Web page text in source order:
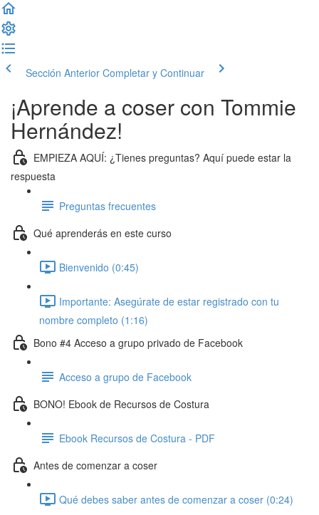
Sección Anterior Completar y Continuar
¡Aprende a coser con Tommie
Hernández!
EMPIEZA AQUÍ: ¿Tienes preguntas? Aquí puede estar la
respuesta
Preguntas frecuentes
Qué aprenderás en este curso
Bienvenido (0:45)
Importante: Asegúrate de estar registrado con tu
nombre completo (1:16)
Bono #4 Acceso a grupo privado de Facebook
Acceso a grupo de Facebook
BONO! Ebook de Recursos de Costura
Ebook Recursos de Costura - PDF
Antes de comenzar a coser
Qué debes saber antes de comenzar a coser (0:24)